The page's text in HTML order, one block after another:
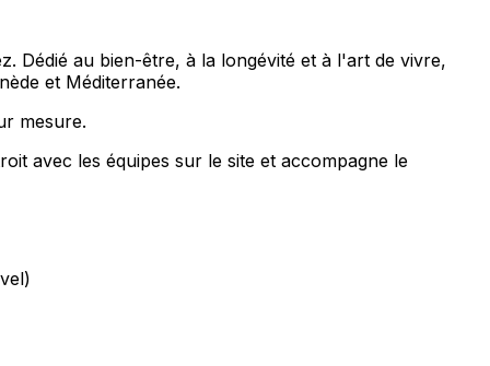
Dédié au bien-être, à la longévité et à l'art de vivre,
et Méditerranée.
mesure.
avec les équipes sur le site et accompagne le